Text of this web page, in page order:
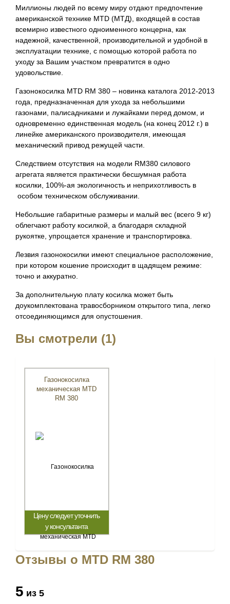
Миллионы людей по всему миру отдают предпочтение
американской технике MTD (МТД), входящей в состав
всемирно известного одноименного концерна, как
надежной, качественной, производительной и удобной в
эксплуатации технике, с помощью которой работа по
уходу за Вашим участком превратится в одно
удовольствие.
Газонокосилка MTD RM 380 – новинка каталога 2012-2013
года, предназначенная для ухода за небольшими
газонами, палисадниками и лужайками перед домом, и
одновременно единственная модель (на конец 2012 г.) в
линейке американского производителя, имеющая
механический привод режущей части.
Следствием отсутствия на модели RM380 силового
агрегата является практически бесшумная работа
косилки, 100%-ая экологичность и неприхотливость в
особом техническом обслуживании.
Небольшие габаритные размеры и малый вес (всего 9 кг)
облегчают работу косилкой, а благодаря складной
рукоятке, упрощается хранение и транспортировка.
Лезвия газонокосилки имеют специальное расположение,
при котором кошение происходит в щадящем режиме:
точно и аккуратно.
За дополнительную плату косилка может быть
доукомплектована травосборником открытого типа, легко
отсоединяющимся для опустошения.
Вы смотрели (1)
Газонокосилка
механическая MTD
RM 380
Цену следует уточнить
у консультанта
Отзывы о MTD RM 380
5 из 5